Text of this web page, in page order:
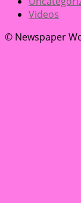
Videos
© Newspaper